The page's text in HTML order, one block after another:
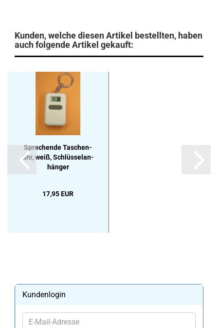
Kunden, welche diesen Artikel bestellten, haben
auch folgende Artikel gekauft:
Spre­chen­de Ta­schen­
uhr, weiß, Schlüs­sel­an­
hän­ger
17,95 EUR
Kundenlogin
E-